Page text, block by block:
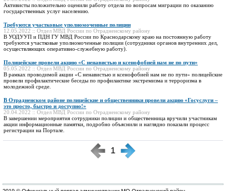
Активисты положительно оценили работу отдела по вопросам миграции по оказанию
государственных услуг населению.
Требуются участковые уполномоченные полиции
12.05.2022 :: Отдел МВД России по Отрадненскому району
В УОДУУП и ПДН ГУ МВД России по Краснодарскому краю на постоянную работу
требуются участковые уполномоченные полиции (сотрудники органов внутренних дел,
осуществляющих оперативно-служебную работу).
Полицейские провели акцию «С ненавистью и ксенофобией нам не по пути»
05.05.2022 :: Отдел МВД России по Отрадненскому району
В рамках проводимой акции «С ненавистью и ксенофобией нам не по пути» полицейские
провели профилактические беседы по профилактике экстремизма и терроризма в
молодежной среде.
В Отрадненском районе полицейские и общественники провели акцию «Госуслуги –
это просто, быстро и доступно!»
20.04.2022 :: Отдел МВД России по Отрадненскому району
В завершении мероприятия сотрудники полиции и общественница вручили участникам
акции информационные памятки, подробно объяснили и наглядно показали процесс
регистрации на Портале.
1